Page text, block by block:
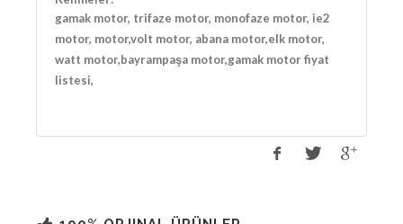
gamak motor, trifaze motor, monofaze motor, ie2
motor, motor,volt motor, abana motor,elk motor,
watt motor,bayrampaşa motor,gamak motor fiyat
listesi,